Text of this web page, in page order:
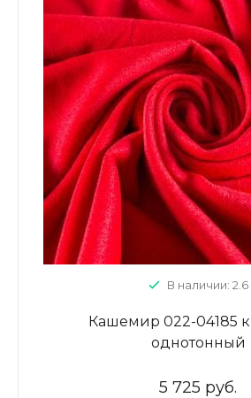
В наличии: 2.6
Кашемир 022-04185
однотонный
5 725 руб.